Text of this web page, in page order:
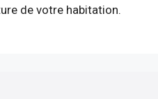
de votre habitation.